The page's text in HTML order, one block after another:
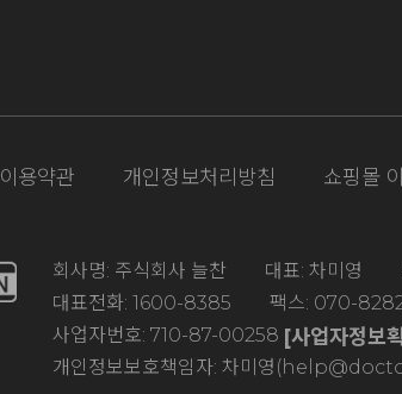
이용약관 개인정보처리방침 쇼핑몰
회사명: 주식회사 늘찬 대표: 차미영 주
대표전화: 1600-8385 팩스: 070-8282-
사업자번호: 710-87-00258 [사업자정보
개인정보보호책임자: 차미영